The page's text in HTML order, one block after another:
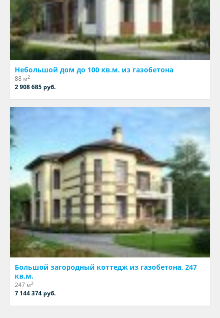
Небольшой дом до 100 кв.м. из газобетона
88 м2
2 908 685 руб.
Большой загородный коттедж из газобетона, 247
кв.м.
247 м2
7 144 374 руб.